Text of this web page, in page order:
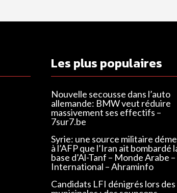
Les plus populaires
Nouvelle secousse dans l’auto
allemande: BMW veut réduire
massivement ses effectifs –
7sur7.be
Syrie: une source militaire
à l’AFP que l’Iran ait bombardé
base d’Al-Tanf – Monde Arabe –
International – Ahraminfo
Candidats LFI dénigrés lors des